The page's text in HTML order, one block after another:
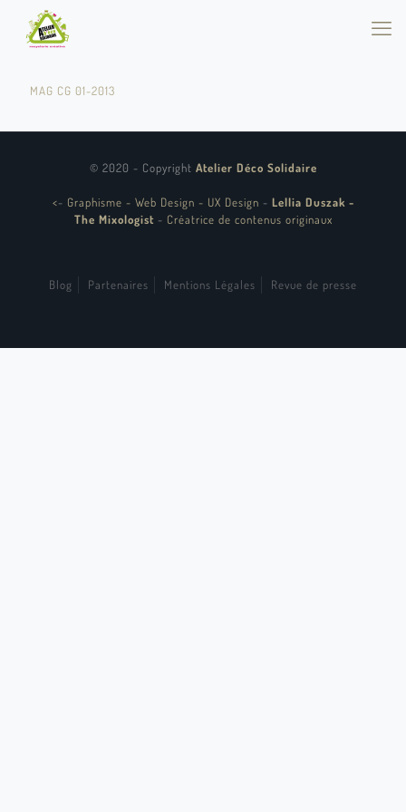
MAG CG 01-2013
© 2020 - Copyright Atelier Déco Solidaire
<- Graphisme - Web Design - UX Design - Lellia Duszak -
The Mixologist - Créatrice de contenus originaux
Blog Partenaires Mentions Légales Revue de presse